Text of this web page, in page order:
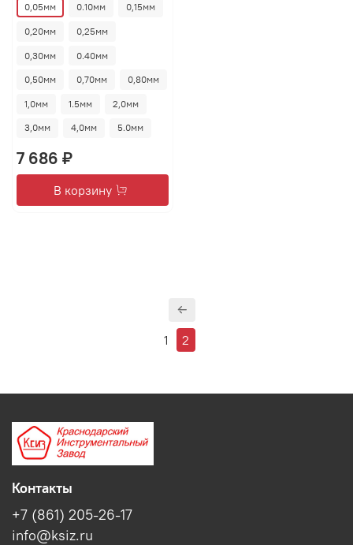
0,05мм 0.10мм 0,15мм
0,20мм 0,25мм
0,30мм 0.40мм
0,50мм 0,70мм 0,80мм
1,0мм 1.5мм 2,0мм
3,0мм 4,0мм 5.0мм
7 686 ₽
В корзину
1 2
Контакты
+7 (861) 205-26-17
info@ksiz.ru